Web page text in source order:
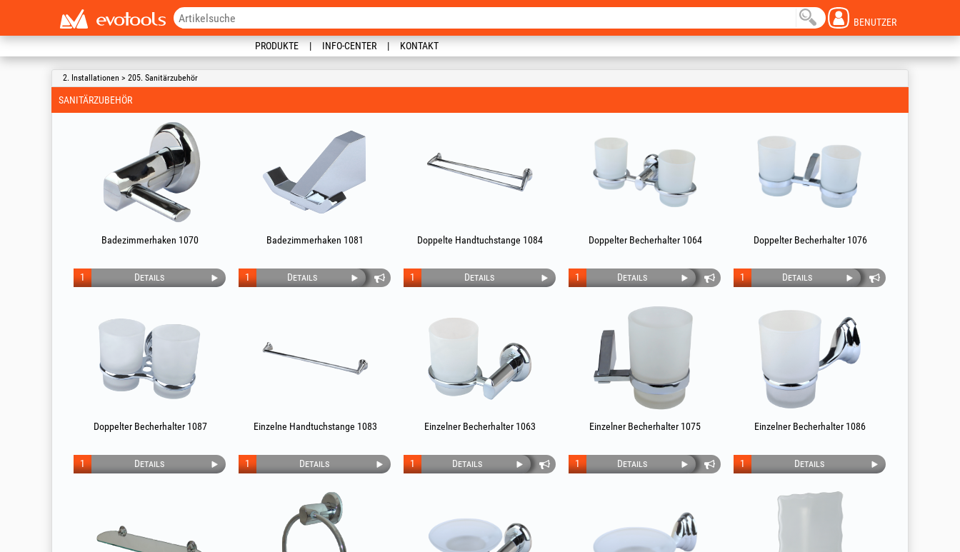
BENUTZER
PRODUKTE INFO-CENTER KONTAKT
2. Installationen > 205. Sanitärzubehör
SANITÄRZUBEHÖR
Badezimmerhaken 1070
Details
1
Badezimmerhaken 1081
Details
1
Doppelte Handtuchstange 1084
Details
1
Doppelter Becherhalter 1064
Details
1
Doppelter Becherhalter 1076
Details
1
Doppelter Becherhalter 1087
Details
1
Einzelne Handtuchstange 1083
Details
1
Einzelner Becherhalter 1063
Details
1
Einzelner Becherhalter 1075
Details
1
Einzelner Becherhalter 1086
Details
1